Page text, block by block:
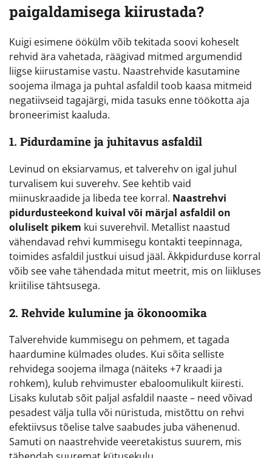
paigaldamisega kiirustada?
Kuigi esimene öökülm võib tekitada soovi koheselt
rehvid ära vahetada, räägivad mitmed argumendid
liigse kiirustamise vastu. Naastrehvide kasutamine
soojema ilmaga ja puhtal asfaldil toob kaasa mitmeid
negatiivseid tagajärgi, mida tasuks enne töökotta aja
broneerimist kaaluda.
1. Pidurdamine ja juhitavus asfaldil
Levinud on eksiarvamus, et talverehv on igal juhul
turvalisem kui suverehv. See kehtib vaid
miinuskraadide ja libeda tee korral. Naastrehvi
pidurdusteekond kuival või märjal asfaldil on
oluliselt pikem kui suverehvil. Metallist naastud
vähendavad rehvi kummisegu kontakti teepinnaga,
toimides asfaldil justkui uisud jääl. Äkkpidurduse korral
võib see vahe tähendada mitut meetrit, mis on liikluses
kriitilise tähtsusega.
2. Rehvide kulumine ja ökonoomika
Talverehvide kummisegu on pehmem, et tagada
haardumine külmades oludes. Kui sõita selliste
rehvidega soojema ilmaga (näiteks +7 kraadi ja
rohkem), kulub rehvimuster ebaloomulikult kiiresti.
Lisaks kulutab sõit paljal asfaldil naaste – need võivad
pesadest välja tulla või nüristuda, mistõttu on rehvi
efektiivsus tõelise talve saabudes juba vähenenud.
Samuti on naastrehvide veeretakistus suurem, mis